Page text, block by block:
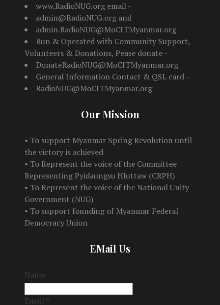
www.RadioNUG.org email -
admin@RadioNUG.org and
admin.RadioNUG@MoCITMyanmar.org
Run & Operated with Community Support,
Volunteers & Donations, Pease donate -
DonateRadioNUG@MoCITMyanmar.org
General Information Contact & QSL card -
RadioNUG@MoCITMyanmar.org
Our Mission
• To support Myanmar Spring Revolution until
the victory is achieved
• To Represent the voice of the Committee
Representing Pyidaungsu Hluttaw (CRPH)
• To Represent the voice of the National Unity
Government (NUG)
• To support founding of Myanmar Federal
Democracy Union
EMail Us
Name
Email *